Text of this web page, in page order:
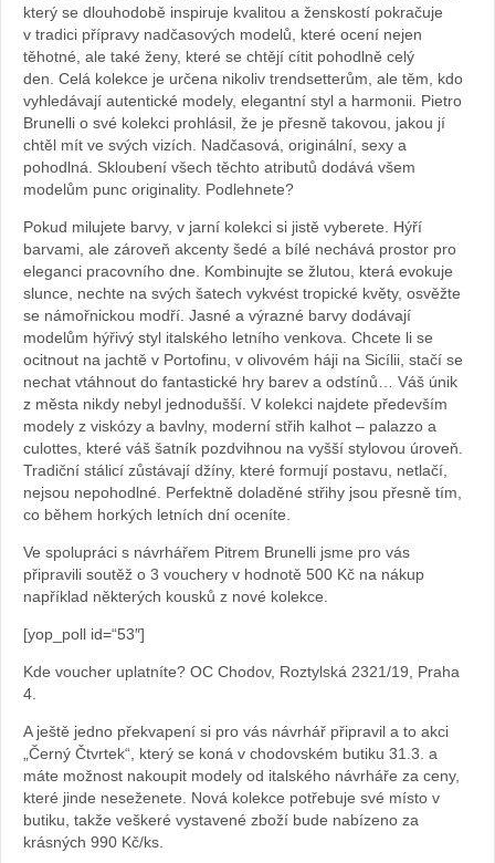
který se dlouhodobě inspiruje kvalitou a ženskostí pokračuje
v tradici přípravy nadčasových modelů, které ocení nejen
těhotné, ale také ženy, které se chtějí cítit pohodlně celý
den. Celá kolekce je určena nikoliv trendsetterům, ale těm, kdo
vyhledávají autentické modely, elegantní styl a harmonii. Pietro
Brunelli o své kolekci prohlásil, že je přesně takovou, jakou jí
chtěl mít ve svých vizích. Nadčasová, originální, sexy a
pohodlná. Skloubení všech těchto atributů dodává všem
modelům punc originality. Podlehnete?
Pokud milujete barvy, v jarní kolekci si jistě vyberete. Hýří
barvami, ale zároveň akcenty šedé a bílé nechává prostor pro
eleganci pracovního dne. Kombinujte se žlutou, která evokuje
slunce, nechte na svých šatech vykvést tropické květy, osvěžte
se námořnickou modří. Jasné a výrazné barvy dodávají
modelům hýřivý styl italského letního venkova. Chcete li se
ocitnout na jachtě v Portofinu, v olivovém háji na Sicílii, stačí se
nechat vtáhnout do fantastické hry barev a odstínů… Váš únik
z města nikdy nebyl jednodušší. V kolekci najdete především
modely z viskózy a bavlny, moderní střih kalhot – palazzo a
culottes, které váš šatník pozdvihnou na vyšší stylovou úroveň.
Tradiční stálicí zůstávají džíny, které formují postavu, netlačí,
nejsou nepohodlné. Perfektně doladěné střihy jsou přesně tím,
co během horkých letních dní oceníte.
Ve spolupráci s návrhářem Pitrem Brunelli jsme pro vás
připravili soutěž o 3 vouchery v hodnotě 500 Kč na nákup
například některých kousků z nové kolekce.
[yop_poll id=“53″]
Kde voucher uplatníte? OC Chodov, Roztylská 2321/19, Praha
4.
A ještě jedno překvapení si pro vás návrhář připravil a to akci
„Černý Čtvrtek“, který se koná v chodovském butiku 31.3. a
máte možnost nakoupit modely od italského návrháře za ceny,
které jinde neseženete. Nová kolekce potřebuje své místo v
butiku, takže veškeré vystavené zboží bude nabízeno za
krásných 990 Kč/ks.